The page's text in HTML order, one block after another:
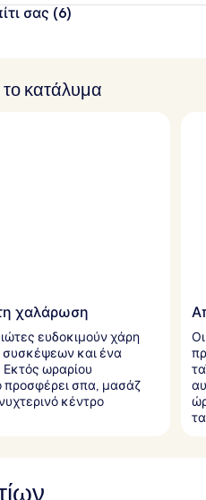
σας (6)
το κατάλυμα
χαλάρωση
ευδοκιμούν χάρη
συσκέψεων και ένα
Εκτός ωραρίου
προσφέρει σπα, μασάζ
κέντρο